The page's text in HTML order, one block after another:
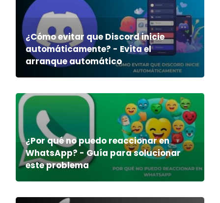
¿Cómo evitar que Discord inicie
automáticamente? - Evita el
arranque automático
¿Por qué no puedo reaccionar en
WhatsApp? - Guía para solucionar
este problema